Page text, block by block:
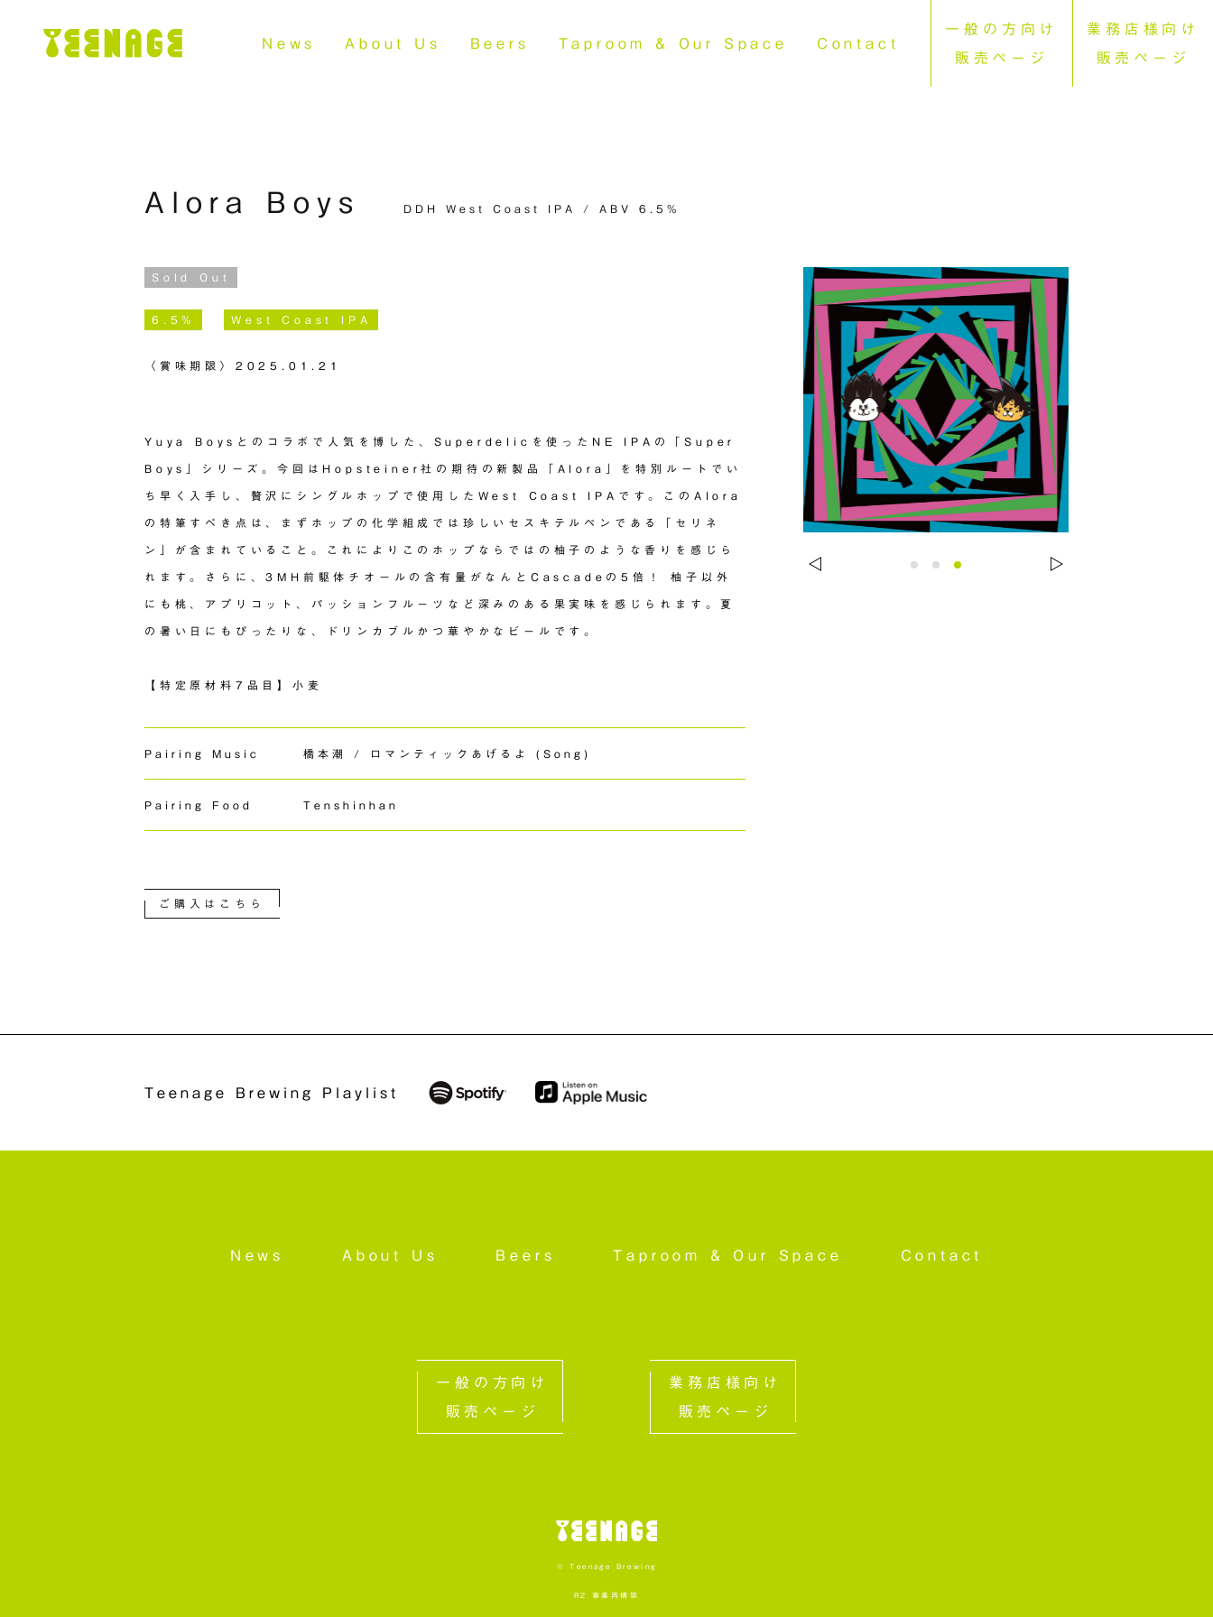
News About Us Beers Taproom & Our Space Contact
一般の方向け
販売ページ
業務店様向け
販売ページ
Alora Boys DDH West Coast IPA / ABV 6.5%
Sold Out
6.5% West Coast IPA
〈賞味期限〉 2025.01.21
Yuya Boysとのコラボで人気を博した、Superdelicを使ったNE IPAの「Super
Boys」シリーズ。今回はHopsteiner社の期待の新製品「Alora」を特別ルートでい
ち早く入手し、贅沢にシングルホップで使用したWest Coast IPAです。このAlora
の特筆すべき点は、まずホップの化学組成では珍しいセスキテルペンである「セリネ
ン」が含まれていること。これによりこのホップならではの柚子のような香りを感じら
れます。さらに、3MH前駆体チオールの含有量がなんとCascadeの5倍！ 柚子以外
にも桃、アプリコット、パッションフルーツなど深みのある果実味を感じられます。夏
の暑い日にもぴったりな、ドリンカブルかつ華やかなビールです。
【特定原材料7品目】小麦
Pairing Music 橋本潮 / ロマンティックあげるよ (Song)
Pairing Food Tenshinhan
ご購入はこちら
Teenage Brewing Playlist
News About Us Beers Taproom & Our Space Contact
一般の方向け
販売ページ
業務店様向け
販売ページ
© Teenage Brewing
R2 事業再構築